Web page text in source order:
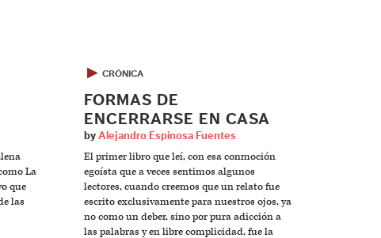
La
que
las
▶ CRÓNICA
FORMAS DE
ENCERRARSE EN CASA
by Alejandro Espinosa Fuentes
El primer libro que leí, con esa conmoción
egoísta que a veces sentimos algunos
lectores, cuando creemos que un relato fue
escrito exclusivamente para nuestros ojos, ya
no como un deber, sino por pura adicción a
las palabras y en libre complicidad, fue la